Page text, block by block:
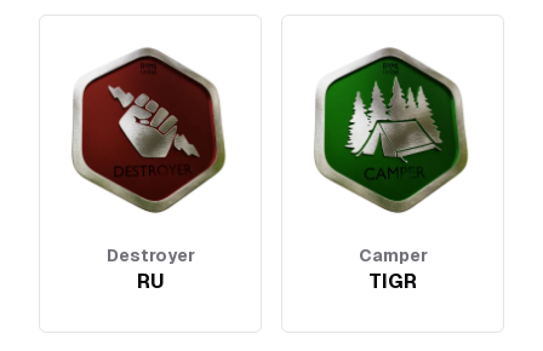
Destroyer
RU
Camper
TIGR